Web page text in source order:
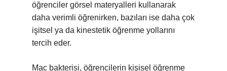
öğrenciler görsel materyalleri kullanarak
daha verimli öğrenirken, bazıları ise daha çok
işitsel ya da kinestetik öğrenme yollarını
tercih eder.
Mac bakterisi, öğrencilerin kişisel öğrenme